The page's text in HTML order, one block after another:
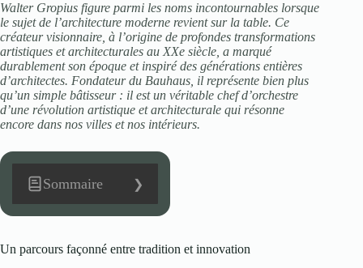
Walter Gropius figure parmi les noms incontournables lorsque
le sujet de l’architecture moderne revient sur la table. Ce
créateur visionnaire, à l’origine de profondes transformations
artistiques et architecturales au XXe siècle, a marqué
durablement son époque et inspiré des générations entières
d’architectes. Fondateur du Bauhaus, il représente bien plus
qu’un simple bâtisseur : il est un véritable chef d’orchestre
d’une révolution artistique et architecturale qui résonne
encore dans nos villes et nos intérieurs.
Sommaire
Un parcours façonné entre tradition et innovation